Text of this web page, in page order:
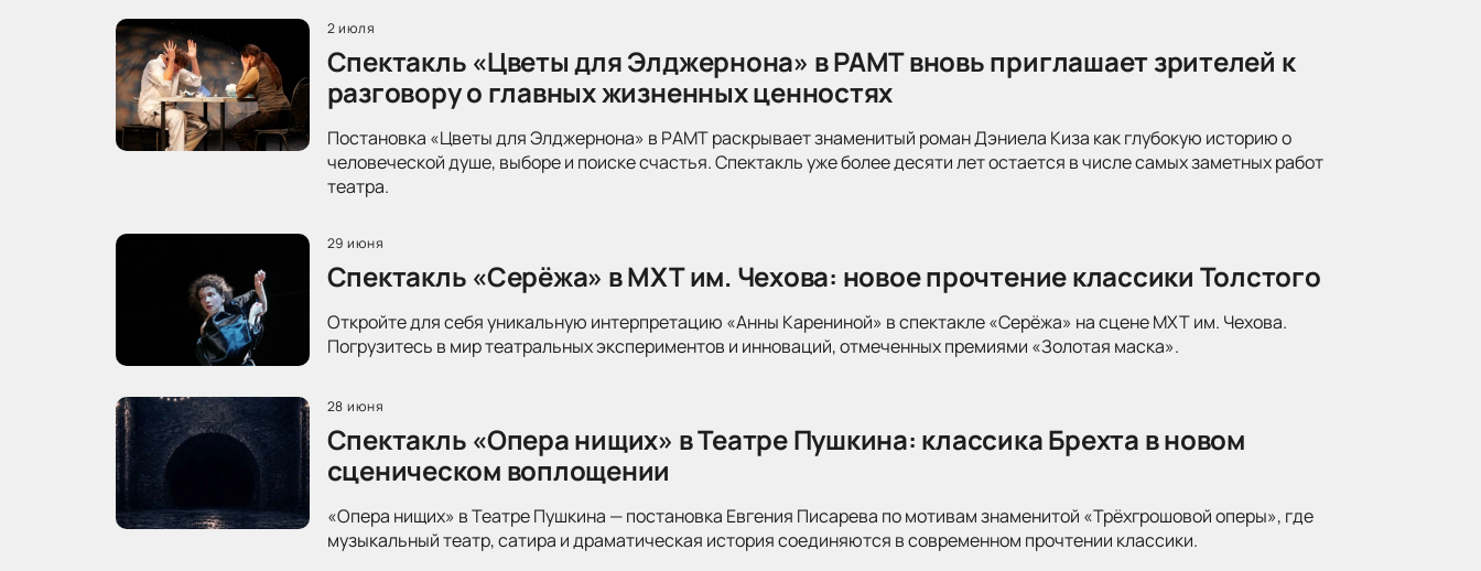
2 июля
Спектакль «Цветы для Элджернона» в РАМТ вновь приглашает зрителей к
разговору о главных жизненных ценностях
Постановка «Цветы для Элджернона» в РАМТ раскрывает знаменитый роман Дэниела Киза как глубокую историю о
человеческой душе, выборе и поиске счастья. Спектакль уже более десяти лет остается в числе самых заметных работ
театра.
29 июня
Спектакль «Серёжа» в МХТ им. Чехова: новое прочтение классики Толстого
Откройте для себя уникальную интерпретацию «Анны Карениной» в спектакле «Серёжа» на сцене МХТ им. Чехова.
Погрузитесь в мир театральных экспериментов и инноваций, отмеченных премиями «Золотая маска».
28 июня
Спектакль «Опера нищих» в Театре Пушкина: классика Брехта в новом
сценическом воплощении
«Опера нищих» в Театре Пушкина — постановка Евгения Писарева по мотивам знаменитой «Трёхгрошовой оперы», где
музыкальный театр, сатира и драматическая история соединяются в современном прочтении классики.